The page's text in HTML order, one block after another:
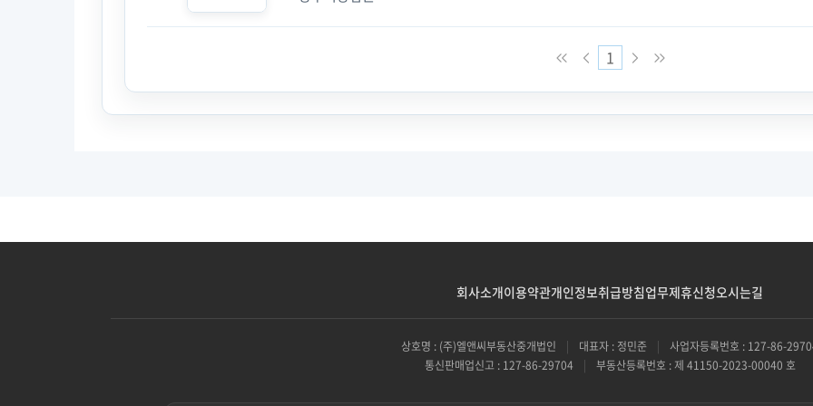
1
회사소개이용약관개인정보취급방침업무제휴신청오시는길
상호명 : (주)엘앤씨부동산중개법인 | 대표자 : 정민준 |
사업자등록번호 : 127-86-
통신판매업신고 : 127-86-29704
| 부동산등록번호 : 제 41150-2023-00040 호